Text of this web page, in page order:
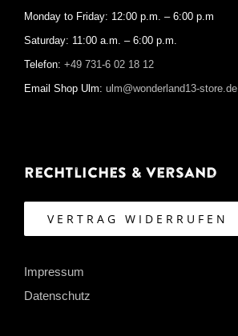
Monday to Friday: 12:00 p.m. – 6:00 p.m
Saturday: 11:00 a.m. – 6:00 p.m.
Telefon: +49 731-6 02 18 12
Email Shop Ulm: ulm@wonderland13-store.de
Rechtliches & Versand
VERTRAG WIDERRUFEN
Impressum
Datenschutz